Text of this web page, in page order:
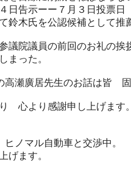
日告示ーー７月３日投票日
木氏を公認候補として推
院議員の前回のお礼の挨
まった。
瀬廣居先生のお話は皆 固
心より感謝申し上げます。
ノマル自動車と交渉中。
げます。